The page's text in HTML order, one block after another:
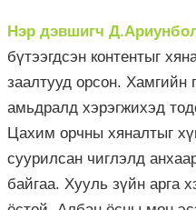
Нэр дэвшигч
бүтээгдсэн контентыг
заалтууд орсон. Хамгийн
амьдралд хэрэгжихэд
Цахим орчны хяналтыг
суурилсан чиглэлд
байгаа. Хууль зүйн арга